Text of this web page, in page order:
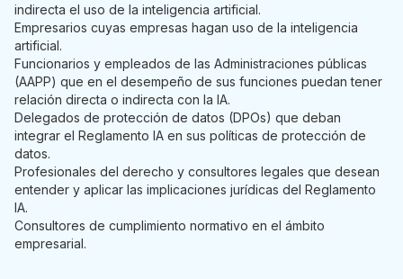
indirecta el uso de la inteligencia artificial.
Empresarios cuyas empresas hagan uso de la inteligencia
artificial.
Funcionarios y empleados de las Administraciones públicas
(AAPP) que en el desempeño de sus funciones puedan tener
relación directa o indirecta con la IA.
Delegados de protección de datos (DPOs) que deban
integrar el Reglamento IA en sus políticas de protección de
datos.
Profesionales del derecho y consultores legales que desean
entender y aplicar las implicaciones jurídicas del Reglamento
IA.
Consultores de cumplimiento normativo en el ámbito
empresarial.